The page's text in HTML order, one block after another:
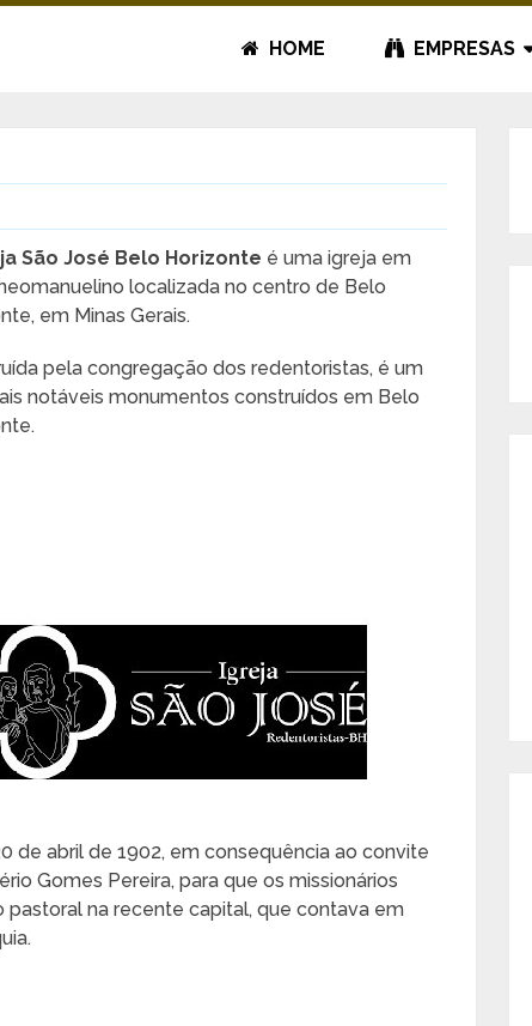
HOME EMPRESAS
São José Belo Horizonte é uma igreja em
localizada no centro de Belo
em Minas Gerais.
pela congregação dos redentoristas, é um
notáveis monumentos construídos em Belo
de abril de 1902, em consequência ao convite
Gomes Pereira, para que os missionários
na recente capital, que contava em